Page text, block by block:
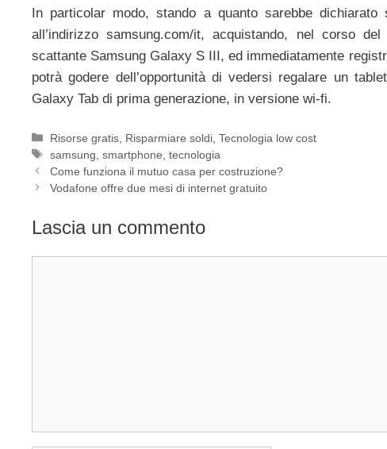
In particolar modo, stando a quanto sarebbe
all’indirizzo samsung.com/it, acquistando, nel corso
scattante Samsung Galaxy S III, ed immediatamente
potrà godere dell’opportunità di vedersi regalare un
Galaxy Tab di prima generazione, in versione wi-fi.
Categorie
Risorse gratis Risparmiare soldi ,Tecnologia low cost
Tag
samsung ,smartphone ,tecnologia
Come funziona il mutuo casa per costruzione?
Vodafone offre due mesi di internet gratuito
Lascia un commento